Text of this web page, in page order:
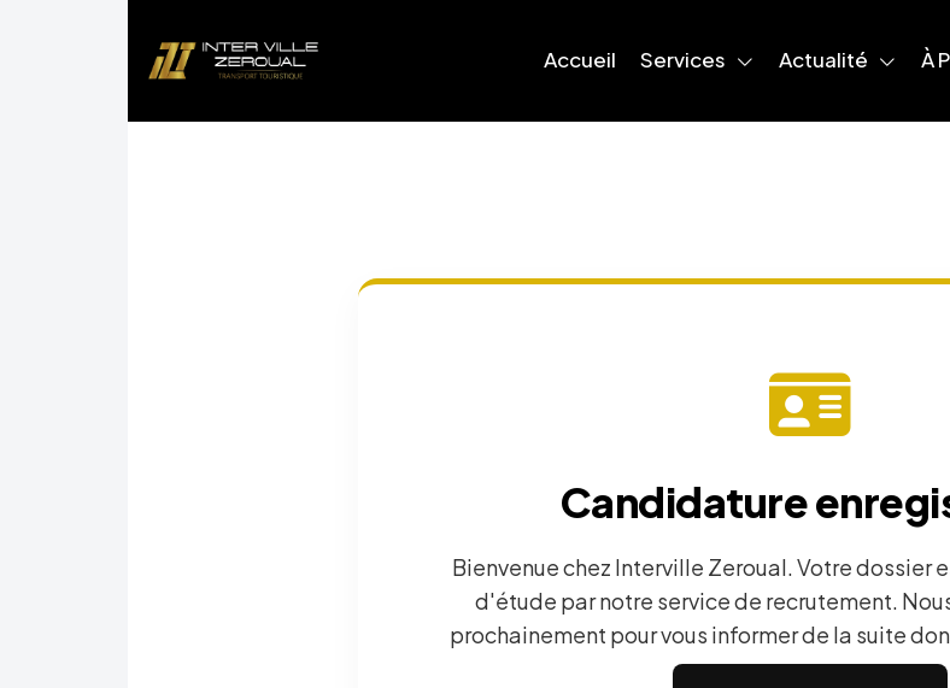
Accueil Services Actualité À
Candidature
Bienvenue chez Interville Zeroual. Votre dossier
d'étude par notre service de recrutement.
prochainement pour vous informer de la suite